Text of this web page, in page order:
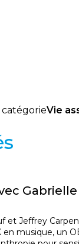
Vie
et Jeffrey
en musique, un